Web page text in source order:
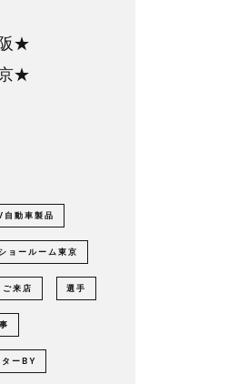
★
★
自動車製品
ョールーム東京
ご来店 選手
ーBY